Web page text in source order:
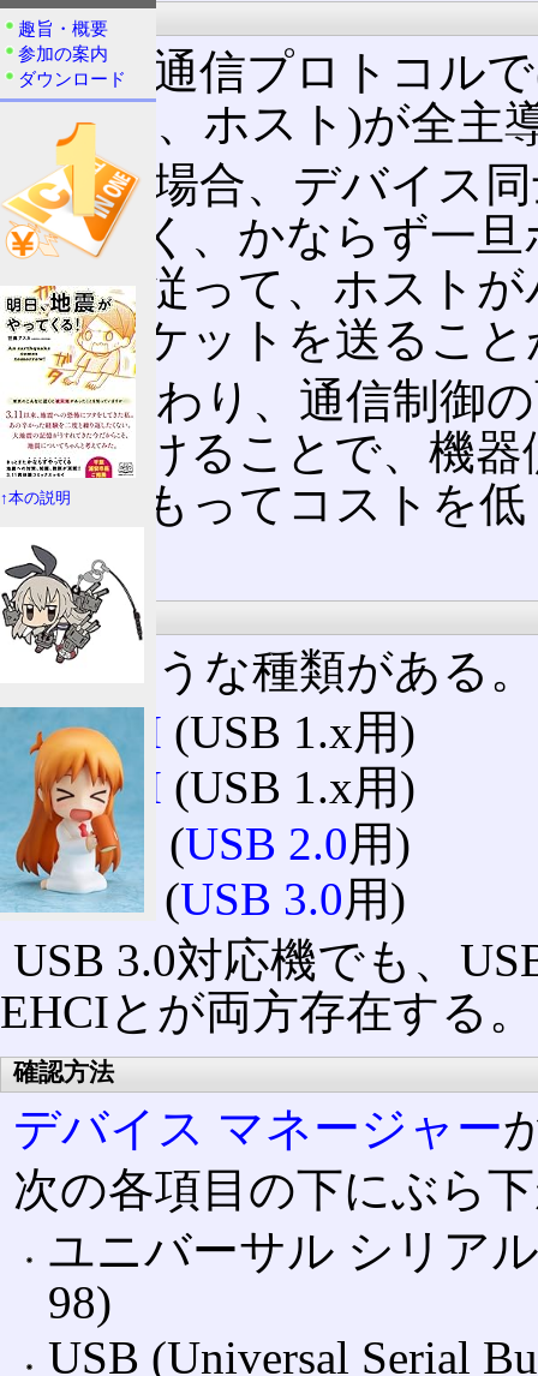
主導権
USBの通信プロトコル
ー(以下、ホスト)が全主
USBの場合、デバイス
して無く、かならず一
ない。従って、ホスト
り、パケットを送るこ
その代わり、通信制御
引き受けることで、機
なり、もってコストを
る。
種類
次のような種類がある。
OHCI (USB 1.x用)
UHCI (USB 1.x用)
EHCI (USB 2.0用)
xHCI (USB 3.0用)
USB 3.0対応機でも、
EHCIとが両方存在する。
確認方法
デバイス マネージャー
次の各項目の下にぶら
ユニバーサル シリア
98)
USB (Universal Serial
趣旨・概要
参加の案内
ダウンロード
↑本の説明